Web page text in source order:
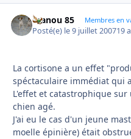
manou 85 Membres en
Posté(e) le 9 juillet 200719 a
La cortisone a un effet
spéctaculaire immédiat qui
L'effet et catastrophique
chien agé.
J'ai eu le cas d'un jeune
moelle épinière) était